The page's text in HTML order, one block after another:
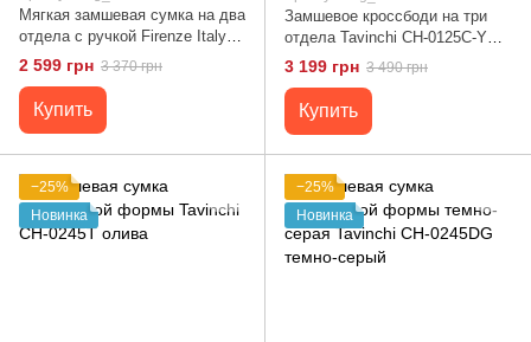
Мягкая замшевая сумка на два
отдела с ручкой Firenze Italy F-
IT-1045BO-Y Бордовый
2 599 грн 3 370 грн
Купить
Замшевое кроссбоди на три
отдела Tavinchi CH-0125C-Y
Коричневый
3 199 грн 3 490 грн
Купить
−25%
Новинка
−25%
Новинка